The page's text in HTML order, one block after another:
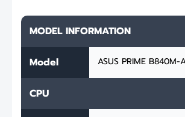
MODEL INFORMATION
Model ASUS PRIME B840M-
CPU